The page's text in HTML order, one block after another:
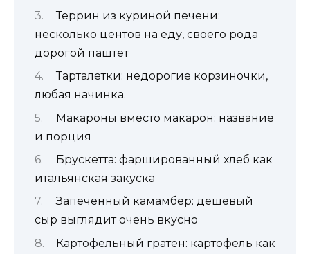
Террин из куриной печени:
несколько центов на еду, своего рода
дорогой паштет
Тарталетки: недорогие корзиночки,
любая начинка.
Макароны вместо макарон: название
и порция
Брускетта: фаршированный хлеб как
итальянская закуска
Запеченный камамбер: дешевый
сыр выглядит очень вкусно
Картофельный гратен: картофель как